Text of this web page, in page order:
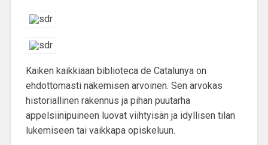
Kaiken kaikkiaan biblioteca de Catalunya on
ehdottomasti näkemisen arvoinen. Sen arvokas
historiallinen rakennus ja pihan puutarha
appelsiinipuineen luovat viihtyisän ja idyllisen tilan
lukemiseen tai vaikkapa opiskeluun.